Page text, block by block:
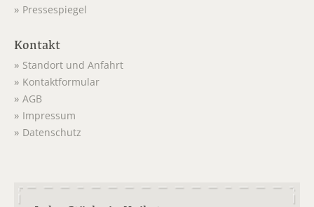
Pressespiegel
Kontakt
Standort und Anfahrt
Kontaktformular
AGB
Impressum
Datenschutz